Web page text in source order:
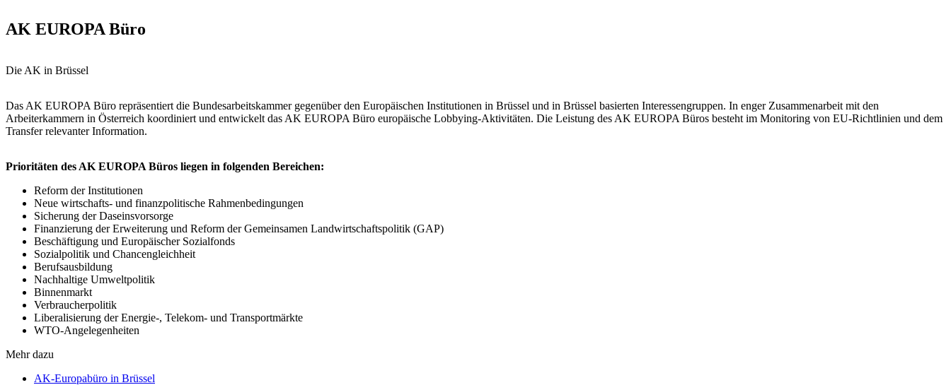
AK EUROPA Büro
Die AK in Brüssel
Das AK EUROPA Büro repräsentiert die Bundesarbeitskammer gegenüber den Europäischen Institutionen in Brüssel und in Brüssel basierten Interessengruppen. In enger Zusammenarbeit mit den
Arbeiterkammern in Österreich koordiniert und entwickelt das AK EUROPA Büro europäische Lobbying-Aktivitäten. Die Leistung des AK EUROPA Büros besteht im Monitoring von EU-Richtlinien und dem
Transfer relevanter Information.
Prioritäten des AK EUROPA Büros liegen in folgenden Bereichen:
Reform der Institutionen
Neue wirtschafts- und finanzpolitische Rahmenbedingungen
Sicherung der Daseinsvorsorge
Finanzierung der Erweiterung und Reform der Gemeinsamen Landwirtschaftspolitik (GAP)
Beschäftigung und Europäischer Sozialfonds
Sozialpolitik und Chancengleichheit
Berufsausbildung
Nachhaltige Umweltpolitik
Binnenmarkt
Verbraucherpolitik
Liberalisierung der Energie-, Telekom- und Transportmärkte
WTO-Angelegenheiten
Mehr dazu
AK-Europabüro in Brüssel